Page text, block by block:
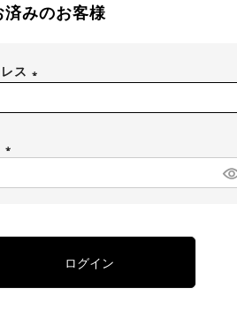
みのお客様
レス
ログイン